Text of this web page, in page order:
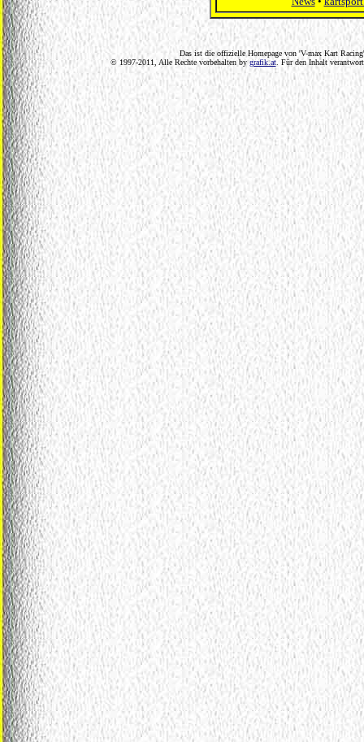
Das ist die offizielle Homepage von 'V-max Kart
© 1997-2011, Alle Rechte vorbehalten bygrafik.at. Für den Inhalt